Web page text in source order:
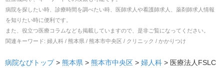
病院を探したい時、診療時間を調べたい時、医師求人や看護師求人、薬剤師求人情報
を知りたい時に便利です。
また、役立つ医療コラムなども掲載していますので、是非ご覧になってください。
関連キーワード: 婦人科 / 熊本県 / 熊本市中央区 / クリニック / かかりつけ
病院なびトップ > 熊本県 > 熊本市中央区 > 婦人科 > 医療法人FSLC